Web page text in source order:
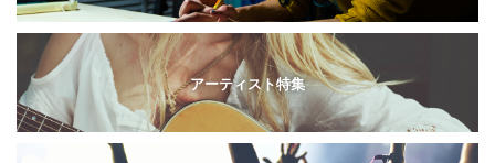
アーティスト特集